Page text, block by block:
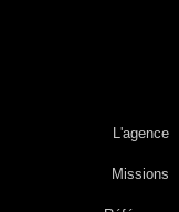
L'agence
Missions